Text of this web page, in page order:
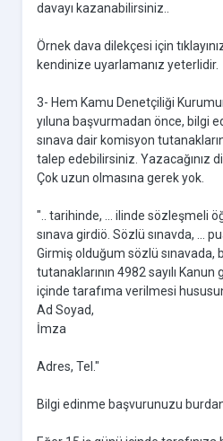
davayı kazanabilirsiniz..
Örnek dava dilekçesi için
kendinize uyarlamanız yeterlidir.
3- Hem Kamu Denetçiliği
yıluna başvurmadan önce, bilgi
sınava dair komisyon
talep edebilirsiniz. Yazacağınız
Çok uzun olmasına gerek yok.
".. tarihinde, ... ilinde sözleşmeli
sınava girdiö. Sözlü sınavda, ...
Girmiş olduğum sözlü sınavada,
tutanaklarının 4982 sayılı
içinde tarafıma verilmesi
Ad Soyad,
İmza
Adres, Tel."
Bilgi edinme başvurunuzu